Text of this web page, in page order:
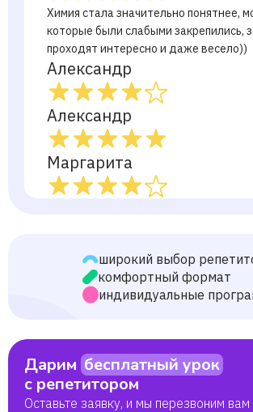
Химия стала значительно понятнее,
которые были слабыми закрепились,
проходят интересно и даже весело))
Александр
Александр
Маргарита
Ксения
Элинанезвонить
Ирина Бабалян
Юлия
широкий выбор
комфортный формат
индивидуальные
Дарим бесплатный урок
с репетитором
Оставьте заявку, и мы перезвоним